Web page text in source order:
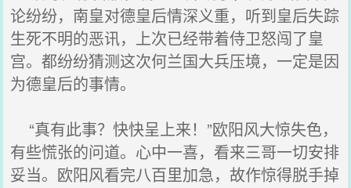
论纷纷，南皇对德皇后情深义重，听到皇后失踪
生死不明的恶讯，上次已经带着侍卫怒闯了皇
宫。都纷纷猜测这次何兰国大兵压境，一定是因
为德皇后的事情。
“真有此事？快快呈上来！”欧阳风大惊失色，
有些慌张的问道。心中一喜，看来三哥一切安排
妥当。欧阳风看完八百里加急，故作惊得脱手掉